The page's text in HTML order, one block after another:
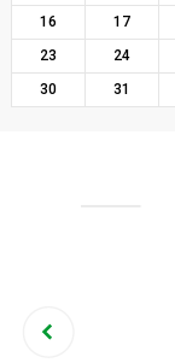
16
17
23
24
30
31